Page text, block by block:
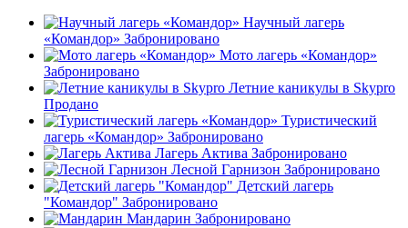
Научный лагерь
«Командор» Забронировано
Мото лагерь «Командор»
Забронировано
Летние каникулы в Skypro
Продано
Туристический
лагерь «Командор» Забронировано
Лагерь Актива Забронировано
Лесной Гарнизон Забронировано
Детский лагерь
"Командор" Забронировано
Мандарин Забронировано